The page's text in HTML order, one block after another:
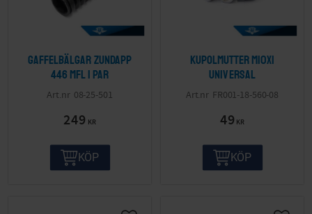
Gaffelbälgar Zundapp
446 mfl 1 par
08-25-501
249 KR
KÖP
Kupolmutter M10x1
Universal
FR001-18-560-08
49 KR
KÖP